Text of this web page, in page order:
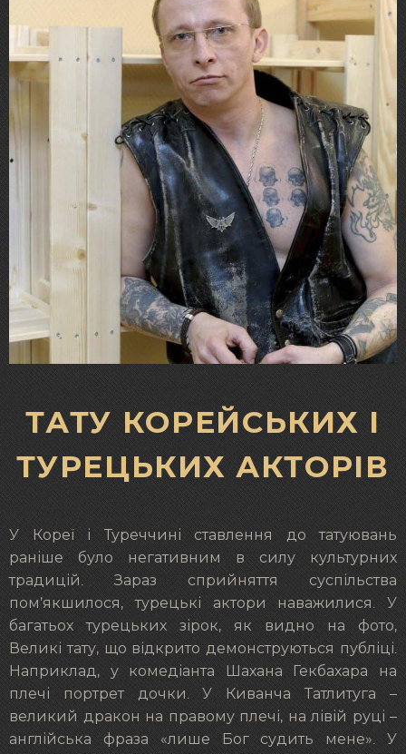
ТАТУ КОРЕЙСЬКИХ І
ТУРЕЦЬКИХ АКТОРІВ
У Кореї і Туреччині ставлення до татуювань
раніше було негативним в силу культурних
традицій. Зараз сприйняття суспільства
пом’якшилося, турецькі актори наважилися. У
багатьох турецьких зірок, як видно на фото,
Великі тату, що відкрито демонструються публіці.
Наприклад, у комедіанта Шахана Гекбахара на
плечі портрет дочки. У Киванча Татлитуга –
великий дракон на правому плечі, на лівій руці –
англійська фраза «лише Бог судить мене». У